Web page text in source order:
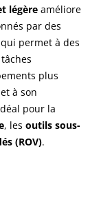
légère améliore
par des
permet à des
plus
à son
pour la
, les outils sous-
(ROV).